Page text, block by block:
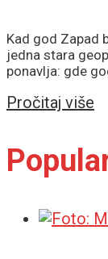
Kad god Zapad
jedna stara
ponavlja: gde
Pročitaj više